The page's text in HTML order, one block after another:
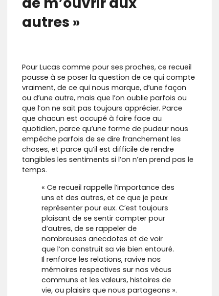
autres »
Pour Lucas comme pour ses proches, ce recueil
pousse à se poser la question de ce qui compte
vraiment, de ce qui nous marque, d’une façon
ou d’une autre, mais que l’on oublie parfois ou
que l’on ne sait pas toujours apprécier. Parce
que chacun est occupé à faire face au
quotidien, parce qu’une forme de pudeur nous
empêche parfois de se dire franchement les
choses, et parce qu’il est difficile de rendre
tangibles les sentiments si l’on n’en prend pas le
temps.
« Ce recueil rappelle l’importance des
uns et des autres, et ce que je peux
représenter pour eux. C’est toujours
plaisant de se sentir compter pour
d’autres, de se rappeler de
nombreuses anecdotes et de voir
que l’on construit sa vie bien entouré.
Il renforce les relations, ravive nos
mémoires respectives sur nos vécus
communs et les valeurs, histoires de
vie, ou plaisirs que nous partageons ».